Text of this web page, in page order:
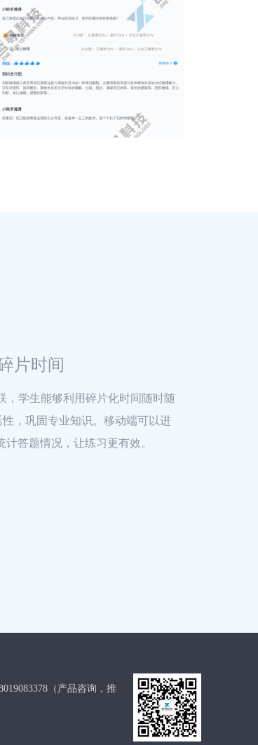
片时间
，学生能够利用碎片化时间随时随
，巩固专业知识。移动端可以进
答题情况，让练习更有效。
（产品咨询，推